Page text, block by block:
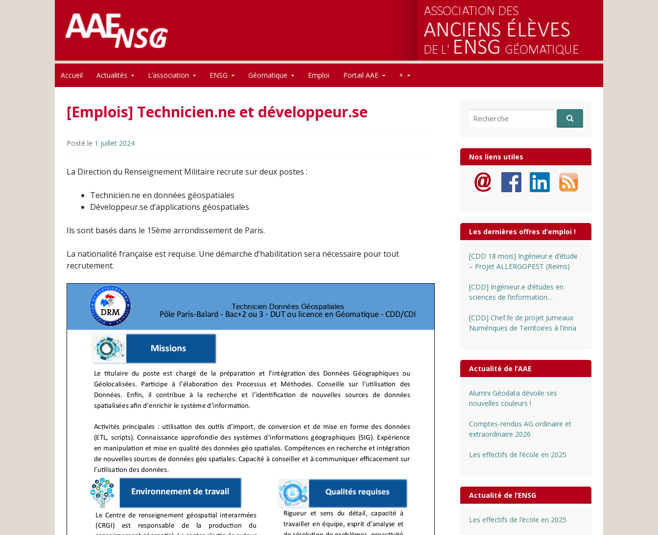
AAE-ENSG
Accueil Actualités L’association ENSG Géomatique Emploi Portail AAE +
[Emplois] Technicien.ne et développeur.se
Posté le 1 juillet 2024
La Direction du Renseignement Militaire recrute sur deux postes :
Technicien.ne en données géospatiales
Développeur.se d’applications géospatiales
Ils sont basés dans le 15ème arrondissement de Paris.
La nationalité française est requise. Une démarche d’habilitation sera nécessaire pour tout
recrutement.
Recherche pour:
Nos liens utiles
Les dernières offres d’emploi !
[CDD 18 mois] Ingénieur.e d’étude
– Projet ALLERGOPEST (Reims)
[CDD] Ingénieur.e d’études en
sciences de l’information
[CDD] Chef.fe de projet Jumeaux
Numériques de Territoires à l’Inria
Actualité de l’AAE
Alumni Géodata dévoile ses
nouvelles couleurs !
Comptes-rendus AG ordinaire et
extraordinaire 2026
Les effectifs de l’école en 2025
Actualité de l’ENSG
Les effectifs de l’école en 2025